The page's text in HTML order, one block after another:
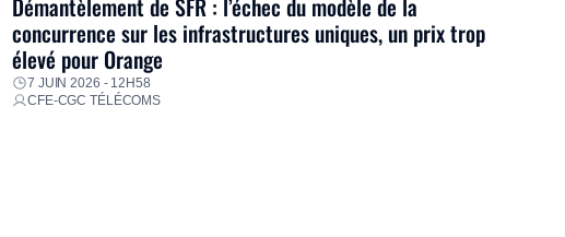
Démantèlement de SFR : l’échec du modèle de la
concurrence sur les infrastructures uniques, un prix trop
élevé pour Orange
7 JUIN 2026 - 12H58
CFE-CGC TÉLÉCOMS